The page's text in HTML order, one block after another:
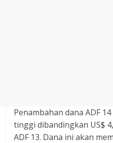
Penambahan dana ADF
tinggi dibandingkan US$
ADF 13. Dana ini akan